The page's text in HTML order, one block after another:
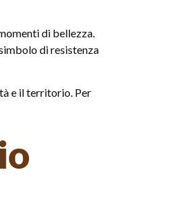
di bellezza.
di resistenza
e il territorio. Per